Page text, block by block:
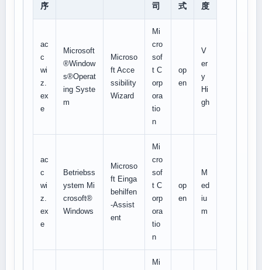
序
司
式
度
ac
c
wi
z.
ex
e
Microsoft
®Window
s®Operat
ing Syste
m
Microso
ft Acce
ssibility
Wizard
Mi
cro
sof
t C
orp
ora
tio
n
op
en
V
er
y
Hi
gh
ac
c
wi
z.
ex
e
Betriebss
ystem Mi
crosoft®
Windows
Microso
ft Einga
behilfen
-Assist
ent
Mi
cro
sof
t C
orp
ora
tio
n
op
en
M
ed
iu
m
Mi